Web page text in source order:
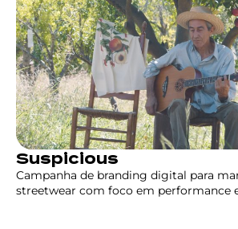
Suspicious
Campanha de branding digital para
streetwear com foco em performance